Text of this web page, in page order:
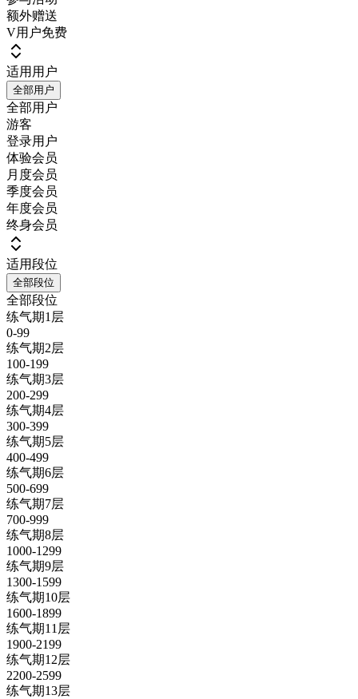
额外赠送
V用户免费
适用用户
全部用户
全部用户
游客
登录用户
体验会员
月度会员
季度会员
年度会员
终身会员
适用段位
全部段位
全部段位
练气期1层
0-99
练气期2层
100-199
练气期3层
200-299
练气期4层
300-399
练气期5层
400-499
练气期6层
500-699
练气期7层
700-999
练气期8层
1000-1299
练气期9层
1300-1599
练气期10层
1600-1899
练气期11层
1900-2199
练气期12层
2200-2599
练气期13层